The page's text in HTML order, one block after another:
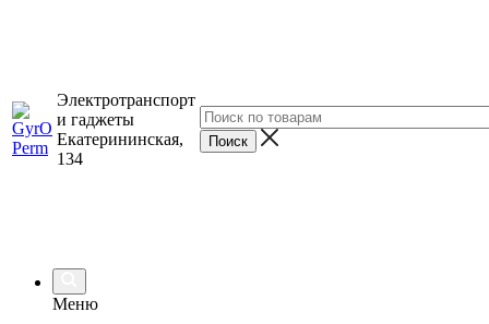
Электротранспорт
и гаджеты
Екатерининская,
134
Меню